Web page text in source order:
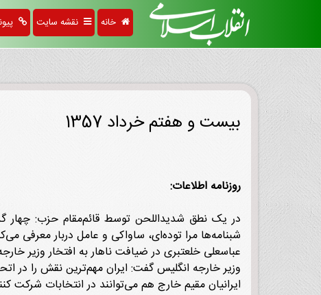
خانه نقشه سایت
بیست و هفتم خرداد 1357
روزنامه اطلاعات:
در یک نطق شدید‌اللحن توسط قائم‌مقام حزب: چهار
شبنامه‌ها مرا توده‌ای، ساواکی و عامل دربار معرفی
عباسعلی خلعتبری در ضیافت ناهار به افتخار وزیر
وزیر خارجه انگلیس گفت: ایران مهم‌ترین نقش را در
ایرانیان مقیم خارج هم می‌توانند در انتخابات شرکت